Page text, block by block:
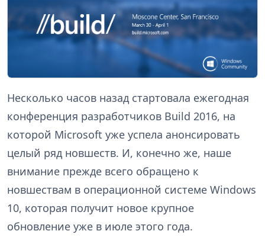
Несколько часов назад стартовала ежегодная
конференция разработчиков Build 2016, на
которой Microsoft уже успела анонсировать
целый ряд новшеств. И, конечно же, наше
внимание прежде всего обращено к
новшествам в операционной системе Windows
10, которая получит новое крупное
обновление уже в июле этого года.